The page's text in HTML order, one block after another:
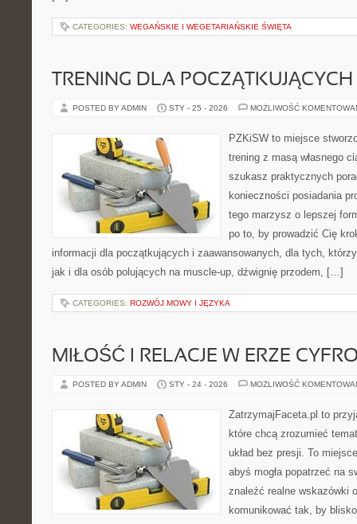
CATEGORIES: WEGAŃSKIE I WEGETARIAŃSKIE ŚWIĘTA
TRENING DLA POCZĄTKUJĄCYCH
POSTED BY ADMIN STY - 25 - 2026 MOŻLIWOŚĆ
PZKiSW to miejsce
trening z masą własnego
szukasz praktycznych
konieczności posiadania
tego marzysz o lepszej
po to, by prowadzić Cię
informacji dla początkujących i zaawansowanych, dla tych,
jak i dla osób polujących na muscle-up, dźwignię przodem, […]
CATEGORIES: ROZWÓJ MOWY I JĘZYKA
MIŁOŚĆ I RELACJE W ERZE
POSTED BY ADMIN STY - 24 - 2026 MOŻLIWOŚĆ
ZatrzymajFaceta.pl to
które chcą zrozumieć
układ bez presji. To
abyś mogła popatrzeć na
znaleźć realne wskazówki
komunikować tak, by